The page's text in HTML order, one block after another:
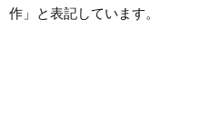
作」と表記しています。